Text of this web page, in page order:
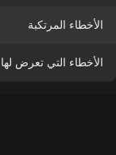
الأخطاء المرتكبة
الأخطاء التي تعرض لها